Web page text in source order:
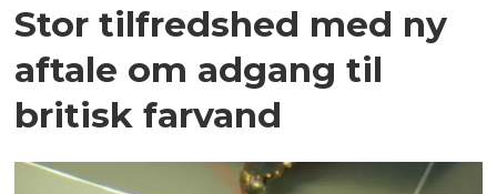
Stor tilfredshed med ny
aftale om adgang til
britisk farvand